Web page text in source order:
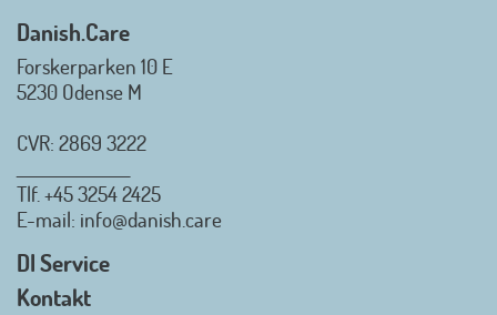
Danish.Care - Branchen for
hjælpemidler og
Danish.Care
Forskerparken 10 E
5230 Odense M
CVR: 2869 3222
Tlf. +45 3254 2425
E-mail: info@danish.care
DI Service
Kontakt